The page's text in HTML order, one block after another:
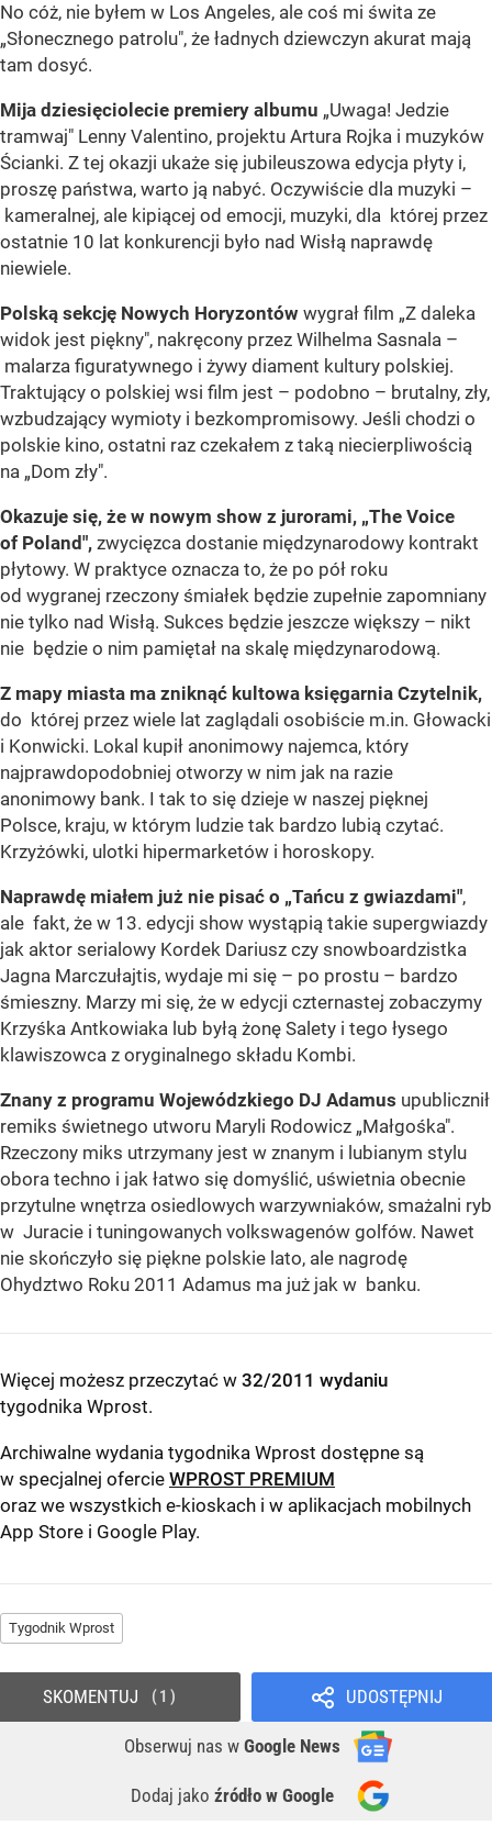
No cóż, nie byłem w Los Angeles, ale coś mi świta ze
„Słonecznego patrolu", że ładnych dziewczyn akurat mają
tam dosyć.
Mija dziesięciolecie premiery albumu „Uwaga! Jedzie
tramwaj" Lenny Valentino, projektu Artura Rojka i muzyków
Ścianki. Z tej okazji ukaże się jubileuszowa edycja płyty i,
proszę państwa, warto ją nabyć. Oczywiście dla muzyki –
kameralnej, ale kipiącej od emocji, muzyki, dla której przez
ostatnie 10 lat konkurencji było nad Wisłą naprawdę
niewiele.
Polską sekcję Nowych Horyzontów wygrał film „Z daleka
widok jest piękny", nakręcony przez Wilhelma Sasnala –
malarza figuratywnego i żywy diament kultury polskiej.
Traktujący o polskiej wsi film jest – podobno – brutalny, zły,
wzbudzający wymioty i bezkompromisowy. Jeśli chodzi o
polskie kino, ostatni raz czekałem z taką niecierpliwością
na „Dom zły".
Okazuje się, że w nowym show z jurorami, „The Voice
of Poland", zwycięzca dostanie międzynarodowy kontrakt
płytowy. W praktyce oznacza to, że po pół roku
od wygranej rzeczony śmiałek będzie zupełnie zapomniany
nie tylko nad Wisłą. Sukces będzie jeszcze większy – nikt
nie będzie o nim pamiętał na skalę międzynarodową.
Z mapy miasta ma zniknąć kultowa księgarnia Czytelnik,
do której przez wiele lat zaglądali osobiście m.in. Głowacki
i Konwicki. Lokal kupił anonimowy najemca, który
najprawdopodobniej otworzy w nim jak na razie
anonimowy bank. I tak to się dzieje w naszej pięknej
Polsce, kraju, w którym ludzie tak bardzo lubią czytać.
Krzyżówki, ulotki hipermarketów i horoskopy.
Naprawdę miałem już nie pisać o „Tańcu z gwiazdami",
ale fakt, że w 13. edycji show wystąpią takie supergwiazdy
jak aktor serialowy Kordek Dariusz czy snowboardzistka
Jagna Marczułajtis, wydaje mi się – po prostu – bardzo
śmieszny. Marzy mi się, że w edycji czternastej zobaczymy
Krzyśka Antkowiaka lub byłą żonę Salety i tego łysego
klawiszowca z oryginalnego składu Kombi.
Znany z programu Wojewódzkiego DJ Adamus upublicznił
remiks świetnego utworu Maryli Rodowicz „Małgośka".
Rzeczony miks utrzymany jest w znanym i lubianym stylu
obora techno i jak łatwo się domyślić, uświetnia obecnie
przytulne wnętrza osiedlowych warzywniaków, smażalni ryb
w Juracie i tuningowanych volkswagenów golfów. Nawet
nie skończyło się piękne polskie lato, ale nagrodę
Ohydztwo Roku 2011 Adamus ma już jak w banku.
Więcej możesz przeczytać w 32/2011 wydaniu
tygodnika Wprost.
Archiwalne wydania tygodnika Wprost dostępne są
w specjalnej ofercie WPROST PREMIUM
oraz we wszystkich e-kioskach i w aplikacjach mobilnych
App Store i Google Play.
Tygodnik Wprost
UDOSTĘPNIJ
Obserwuj nas w Google News
Dodaj jako źródło w Google
SKOMENTUJ 1